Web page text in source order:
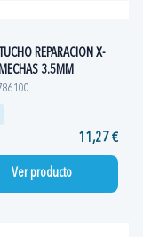
REPARACION X-
3.5MM
11,27 €
Ver producto